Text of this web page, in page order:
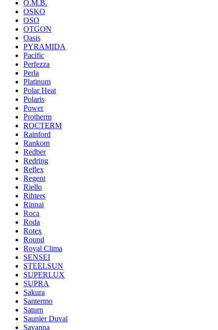
O.M.B.
OSKO
OSO
OTGON
Oasis
PYRAMIDA
Pacific
Perfezza
Perla
Platinum
Polar Heat
Polaris
Power
Protherm
ROCTERM
Rainford
Rankom
Redber
Redring
Reflex
Regent
Riello
Rihters
Rinnai
Roca
Roda
Rotex
Round
Royal Clima
SENSEI
STEELSUN
SUPERLUX
SUPRA
Sakura
Santermo
Saturn
Saunier Duval
Savanna